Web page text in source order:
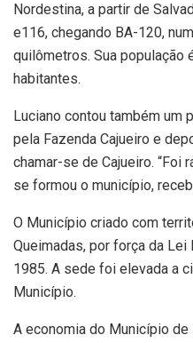
Nordestina, a partir de
e116, chegando BA-120,
quilômetros. Sua população
habitantes.
Luciano contou também um
pela Fazenda Cajueiro e
chamar-se de Cajueiro.
se formou o município,
O Município criado com
Queimadas, por força da
1985. A sede foi elevada a
Município.
A economia do Município